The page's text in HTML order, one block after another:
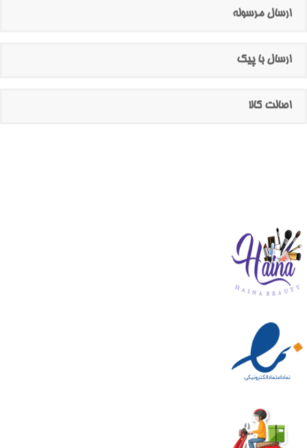
ارسال مرسوله
ارسال با پیک
اصالت کالا